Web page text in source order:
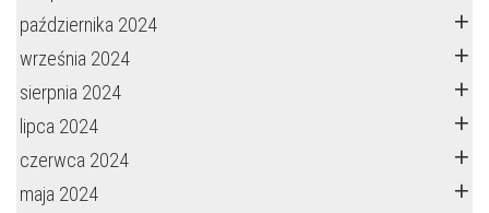
października 2024
września 2024
sierpnia 2024
lipca 2024
czerwca 2024
maja 2024